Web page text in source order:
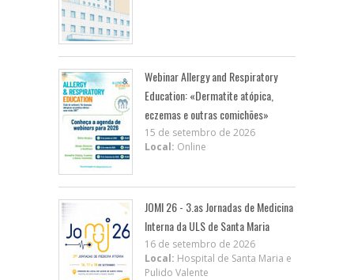
Webinar Allergy and Respiratory
Education: «Dermatite atópica,
eczemas e outras comichões»
15 de setembro de 2026
Local: Online
JOMI 26 - 3.as Jornadas de Medicina
Interna da ULS de Santa Maria
16 de setembro de 2026
Local: Hospital de Santa Maria e
Pulido Valente